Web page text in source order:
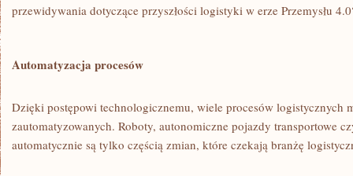
przewidywania dotyczące przyszłości‌ logistyki w erze Przemysłu⁢
Automatyzacja procesów
Dzięki postępowi technologicznemu, wiele⁣ procesów logistycznych
zautomatyzowanych. Roboty, autonomiczne pojazdy transportowe
automatycznie są tylko częścią zmian, które czekają branżę